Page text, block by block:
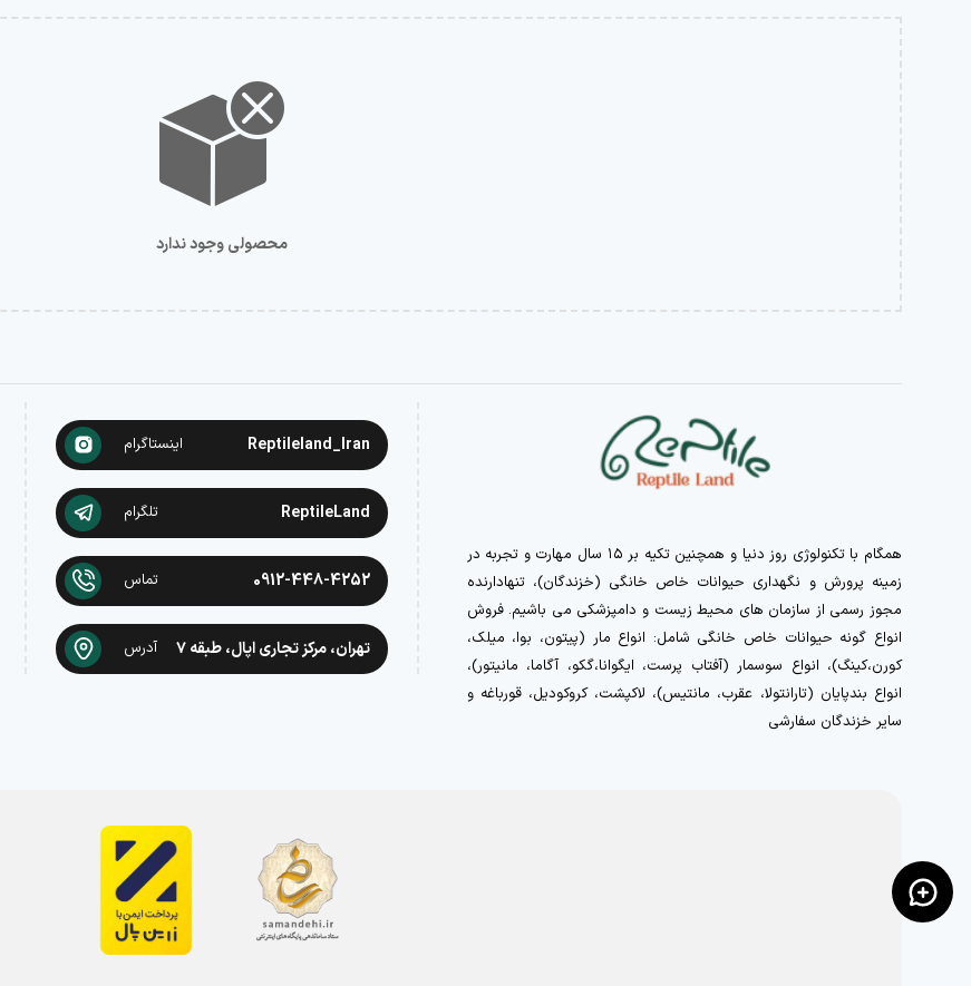
محصولی وجود ندارد
همگام با تکنولوژی روز دنیا و همچنین تکیه بر ۱۵ سال مهارت و تجربه در
زمینه پرورش و نگهداری حیوانات خاص خانگی (خزندگان)، تنهادارنده
مجوز رسمی از سازمان های محیط زیست و دامپزشکی می باشیم. فروش
انواع گونه حیوانات خاص خانگی شامل: انواع مار (پیتون، بوا، میلک،
کورن،کینگ)، انواع سوسمار (آفتاب پرست، ایگوانا،گکو، آگاما، مانیتور)،
انواع بندپایان (تارانتولا، عقرب، مانتیس)، لاکپشت، کروکودیل، قورباغه و
سایر خزندگان سفارشی
Reptileland_Iran اینستاگرام
ReptileLand تلگرام
0912-448-4252 تماس
تهران، مرکز تجاری اپال، طبقه ۷ آدرس